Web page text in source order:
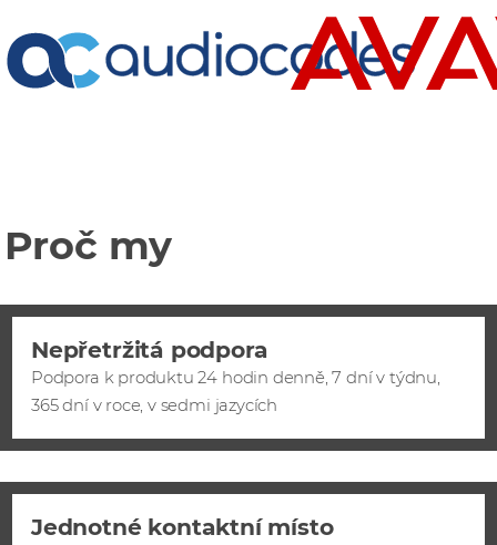
Proč my
Nepřetržitá podpora
Podpora k produktu 24 hodin denně, 7 dní v týdnu,
365 dní v roce, v sedmi jazycích
Jednotné kontaktní místo